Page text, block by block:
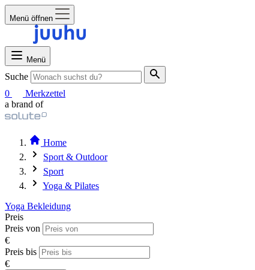
Menü öffnen
Menü
Suche
0
Merkzettel
a brand of
Home
Sport & Outdoor
Sport
Yoga & Pilates
Yoga Bekleidung
Preis
Preis von
€
Preis bis
€